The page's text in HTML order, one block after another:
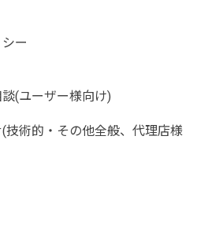
ー
(ユーザー様向け)
技術的・その他全般、代理店様